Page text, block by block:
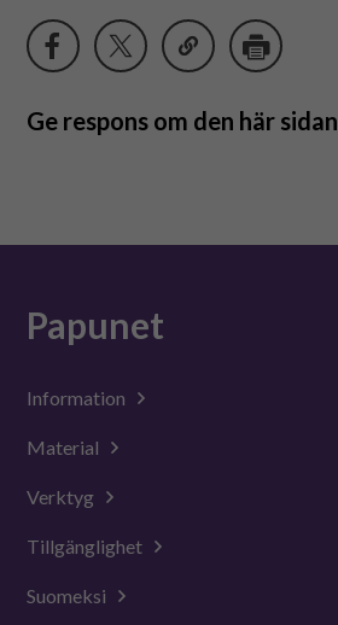
Ge respons om den här sidan
Papunet
Information
Material
Verktyg
Tillgänglighet
Suomeksi